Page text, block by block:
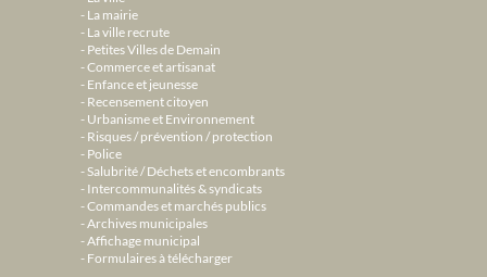
La mairie
La ville recrute
Petites Villes de Demain
Commerce et artisanat
Enfance et jeunesse
Recensement citoyen
Urbanisme et Environnement
Risques / prévention / protection
Police
Salubrité / Déchets et encombrants
Intercommunalités & syndicats
Commandes et marchés publics
Archives municipales
Affichage municipal
Formulaires à télécharger